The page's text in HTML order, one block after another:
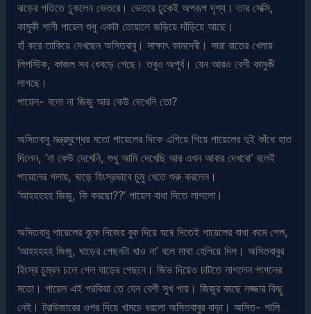
ঝড়ের গতিতে ঢুকলেন ভেতরে। ভেতরে ঢুকেই অপরূপ দৃশ্য। তার সেক্সি,
কামুকী শালী পায়েল শুধু একটা তোয়ালে জড়িয়ে দাঁড়িয়ে আছে।
হাঁ করে তাকিয়ে দেখছেন অসিতবাবু। সাক্ষাৎ কামদেবী। সারা রাতের খেলায়
লিপস্টিক, কাজল সব ধেবড়ে গেছে। তবুও অপূর্ব। যেন আরও বেশী কামুকী
লাগছে।
পায়েল- বলো না জিজু আর কেউ দেখেনি তো?
অসিতবাবু মন্ত্রমুগ্ধের মতো পায়েলের দিকে এগিয়ে গিয়ে পায়েলের দুই কাঁধে হাত
দিলেন, ‘না কেউ দেখেনি, শুধু আমি দেখেছি আর এখন আবার দেখবো’ বলেই
পায়েলের গলায়, ঘাড়ে হিংস্রভাবে চুমু খেতে শুরু করলেন।
‘আহহহহহ জিজু, কি করছো??’ পায়েল বাধা দিতে লাগলো।
অসিতবাবু পায়েলের বুকে নিজের বুক দিয়ে ঘষে দিতেই পায়েলের বাধা কমে গেল,
‘আহহহহহ জিজু, ঘাড়ের পেছনটা খাও না’ বলে মাথা হেলিয়ে দিল। অসিতবাবুর
হিংস্র চুম্বন চলে গেল ঘাড়ের পেছনে। জিভ দিয়েও চাটতে লাগলেন পাগলের
মতো। পায়েল এই পরকিয়া তে যেন বেশী সুখ পায়। জিজুর কাছে লজ্জার কিছু
নেই। ট্রাউজারের ওপর দিয়ে খামচে ধরলো অসিতবাবুর বাড়া। অসিত- শালি